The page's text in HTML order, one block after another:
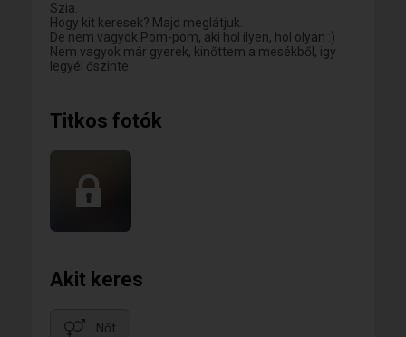
Szia.
Hogy kit keresek? Majd meglátjuk.
De nem vagyok Pom-pom, aki hol ilyen, hol olyan :)
Nem vagyok már gyerek, kinőttem a mesékből, igy
legyél őszinte.
Titkos fotók
Akit keres
Nőt